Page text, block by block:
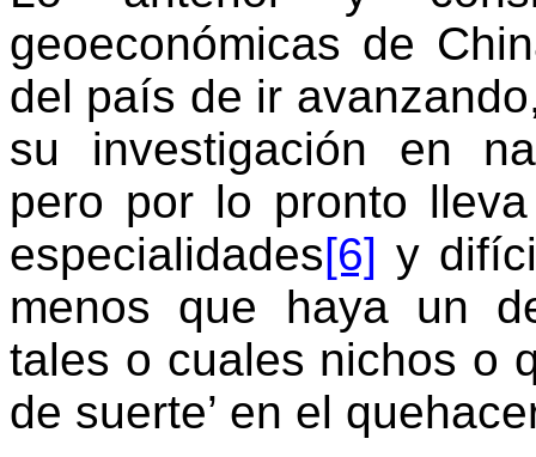
geoeconómicas de
del país de ir
su investigación en
pero por lo pronto
especialidades[6] y
menos que haya un
tales o cuales nichos o
de suerte’ en el